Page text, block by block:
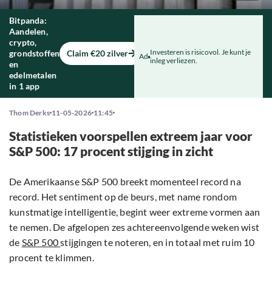
Bitpanda:
Aandelen,
crypto,
grondstoffen
en
edelmetalen
in 1 app
Claim €20 zilver Ad Investeren is risicovol. Je kunt je
inleg verliezen.
Thom Derks 11-05-2026 11:45
Statistieken voorspellen extreem jaar voor
S&P 500: 17 procent stijging in zicht
De Amerikaanse S&P 500 breekt momenteel record na
record. Het sentiment op de beurs, met name rondom
kunstmatige intelligentie, begint weer extreme vormen aan
te nemen. De afgelopen zes achtereenvolgende weken wist
de S&P 500stijgingen te noteren, en in totaal met ruim 10
procent te klimmen.